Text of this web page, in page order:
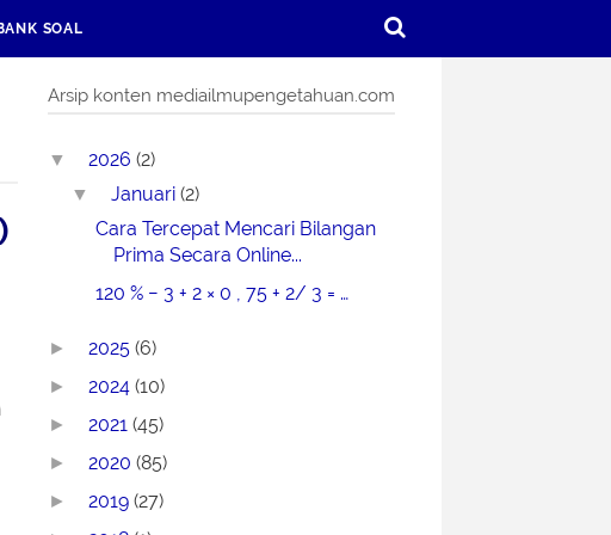
SOAL
Arsip konten mediailmupengetahuan.com
▼ 2026 (2)
▼ Januari(2)
Cara Tercepat Mencari Bilangan
Prima Secara Online...
120 % − 3 + 2 × 0 , 75 + 2/ 3 = …
► 2025 (6)
► 2024 (10)
► 2021 (45)
► 2020 (85)
► 2019 (27)